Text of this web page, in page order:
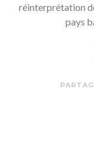
réinterprétation
pays